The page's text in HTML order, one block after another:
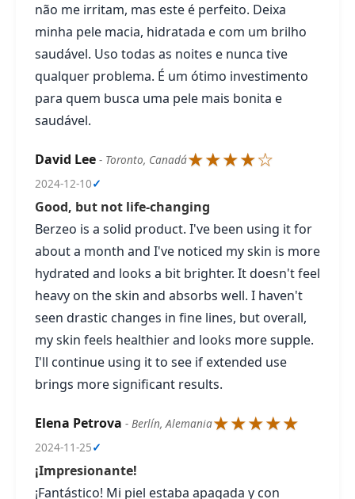
não me irritam, mas este é perfeito. Deixa
minha pele macia, hidratada e com um brilho
saudável. Uso todas as noites e nunca tive
qualquer problema. É um ótimo investimento
para quem busca uma pele mais bonita e
saudável.
David Lee - Toronto, Canadá★★★★☆
2024-12-10✓
Good, but not life-changing
Berzeo is a solid product. I've been using it for
about a month and I've noticed my skin is more
hydrated and looks a bit brighter. It doesn't feel
heavy on the skin and absorbs well. I haven't
seen drastic changes in fine lines, but overall,
my skin feels healthier and looks more supple.
I'll continue using it to see if extended use
brings more significant results.
Elena Petrova - Berlín, Alemania★★★★★
2024-11-25✓
¡Impresionante!
¡Fantástico! Mi piel estaba apagada y con